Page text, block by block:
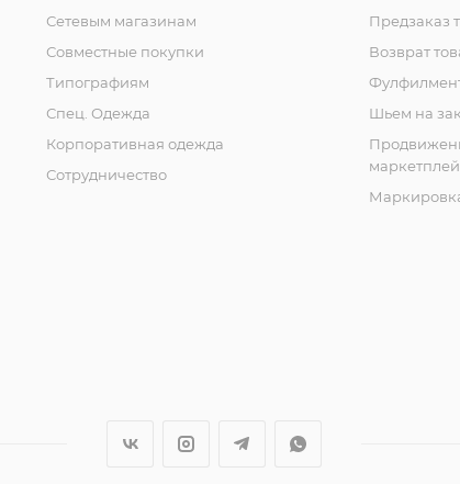
Сетевым магазинам
Совместные покупки
Типографиям
Спец. Одежда
Корпоративная одежда
Сотрудничество
Предзаказ
Возврат
Шьем на